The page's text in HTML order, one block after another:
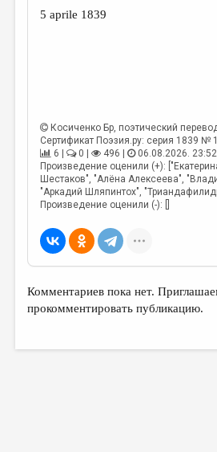
5 aprile 1839
Косиченко Бр, поэтический
Сертификат Поэзия.ру: серия 1839 №
6 |
0 | 496 |
06.08.2026.
Произведение оценили (+):
Шестаков", "Алёна Алексеева",
"Аркадий Шляпинтох",
Произведение оценили (-): []
Комментариев пока нет.
прокомментировать публикацию.